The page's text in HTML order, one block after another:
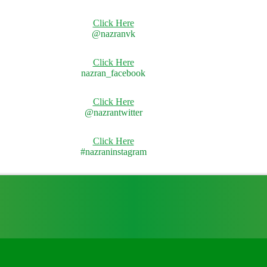
Click Here
@nazranvk
Click Here
nazran_facebook
Click Here
@nazrantwitter
Click Here
#nazraninstagram